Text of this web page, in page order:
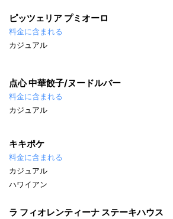
ピッツェリア プミオーロ
料金に含まれる
カジュアル
点心 中華餃子/ヌードルバー
料金に含まれる
カジュアル
キキポケ
料金に含まれる
カジュアル
ハワイアン
ラ フィオレンティーナ ステーキハウス